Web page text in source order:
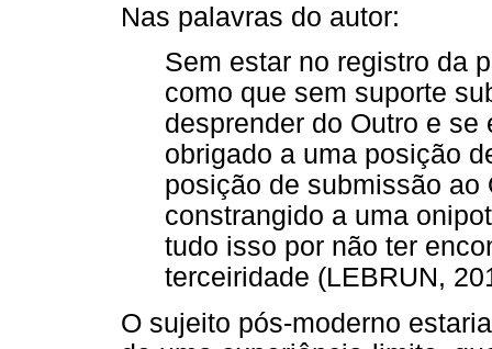
Nas palavras do autor:
Sem estar no registro da
como que sem suporte
desprender do Outro e
obrigado a uma posição
posição de submissão ao
constrangido a uma
tudo isso por não ter
terceiridade (LEBRUN,
O sujeito pós-moderno